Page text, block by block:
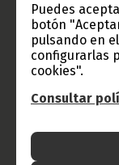
Puedes
botón
pulsando en
configurarlas
cookies".
Consultar
los Parlamentos
“por interferirse
Agentes de la
investigación
Oficinas de la